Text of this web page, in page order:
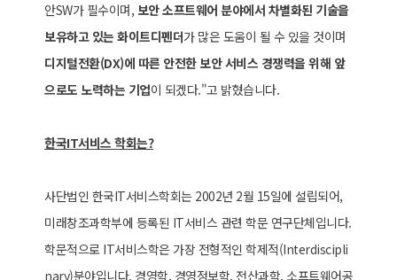
안SW가 필수이며, 보안 소프트웨어 분야에서 차별화된 기술을
보유하고 있는 화이트디펜더가 많은 도움이 될 수 있을 것이며
디지털전환(DX)에 따른 안전한 보안 서비스 경쟁력을 위해 앞
으로도 노력하는 기업이 되겠다."고 밝혔습니다.
한국IT서비스 학회는?
사단법인 한국IT서비스학회는 2002년 2월 15일에 설립되어,
미래창조과학부에 등록된 IT서비스 관련 학문 연구단체입니다.
학문적으로 IT서비스학은 가장 전형적인 학제적(Interdiscipli
nary)분야입니다. 경영학, 경영정보학, 전산과학, 소프트웨어공